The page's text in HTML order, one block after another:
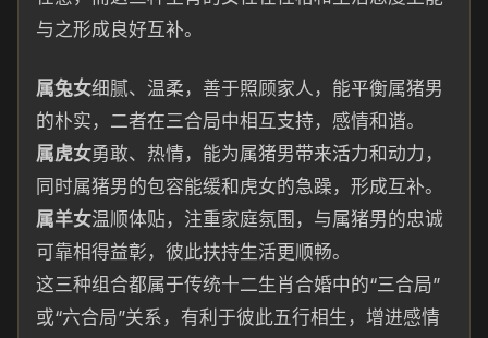
与之形成良好互补。
属兔女细腻、温柔，善于照顾家人，能平衡属猪男
的朴实，二者在三合局中相互支持，感情和谐。
属虎女勇敢、热情，能为属猪男带来活力和动力，
同时属猪男的包容能缓和虎女的急躁，形成互补。
属羊女温顺体贴，注重家庭氛围，与属猪男的忠诚
可靠相得益彰，彼此扶持生活更顺畅。
这三种组合都属于传统十二生肖合婚中的“三合局”
或“六合局”关系，有利于彼此五行相生，增进感情